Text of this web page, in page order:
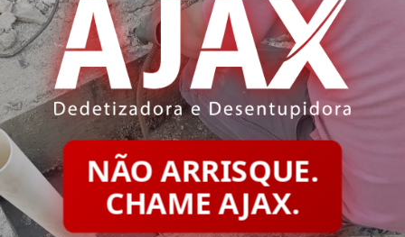
NÃO ARRISQUE.
CHAME AJAX.